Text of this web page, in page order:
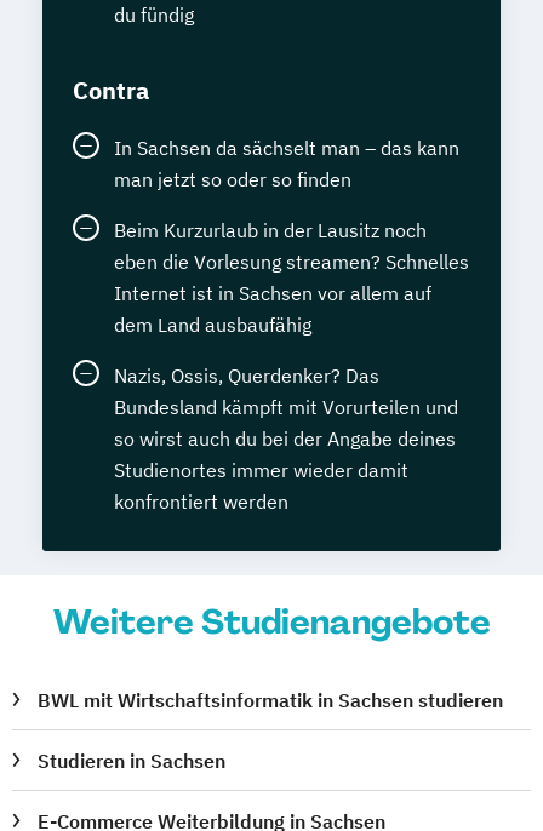
du fündig
Contra
In Sachsen da sächselt man – das kann
man jetzt so oder so finden
Beim Kurzurlaub in der Lausitz noch
eben die Vorlesung streamen? Schnelles
Internet ist in Sachsen vor allem auf
dem Land ausbaufähig
Nazis, Ossis, Querdenker? Das
Bundesland kämpft mit Vorurteilen und
so wirst auch du bei der Angabe deines
Studienortes immer wieder damit
konfrontiert werden
Weitere Studienangebote
BWL mit Wirtschaftsinformatik in Sachsen studieren
Studieren in Sachsen
E-Commerce Weiterbildung in Sachsen